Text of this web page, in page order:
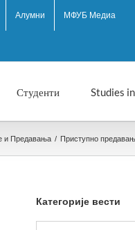
Алумни МФУБ Медиа
Студенти Studies
и Предавања / Приступно
Категорије вести